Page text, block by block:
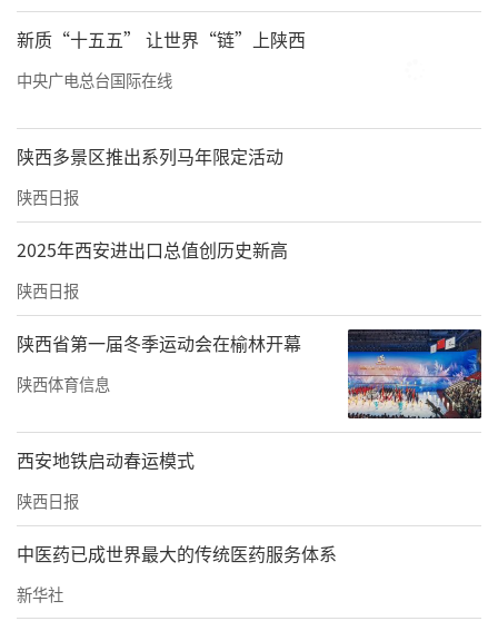
新质“十五五” 让世界“链”上陕西
中央广电总台国际在线
陕西多景区推出系列马年限定活动
陕西日报
2025年西安进出口总值创历史新高
陕西日报
陕西省第一届冬季运动会在榆林开幕
陕西体育信息
西安地铁启动春运模式
陕西日报
中医药已成世界最大的传统医药服务体系
新华社